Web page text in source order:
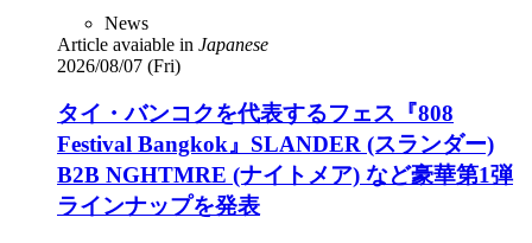
News
Article avaiable in Japanese
2026/08/07 (Fri)
タイ・バンコクを代表するフェス『808
Festival Bangkok』SLANDER (スランダー)
B2B NGHTMRE (ナイトメア) など豪華第1弾
ラインナップを発表